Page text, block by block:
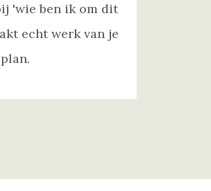
'wie ben ik om dit
echt werk van je
plan.